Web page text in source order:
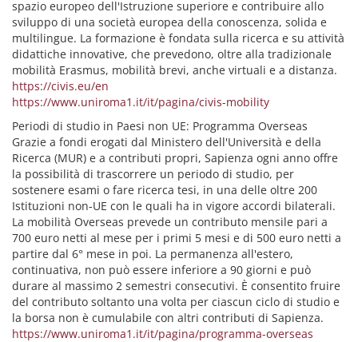
spazio europeo dell'Istruzione superiore e contribuire allo
sviluppo di una società europea della conoscenza, solida e
multilingue. La formazione è fondata sulla ricerca e su attività
didattiche innovative, che prevedono, oltre alla tradizionale
mobilità Erasmus, mobilità brevi, anche virtuali e a distanza.
https://civis.eu/en
https://www.uniroma1.it/it/pagina/civis-mobility
Periodi di studio in Paesi non UE: Programma Overseas
Grazie a fondi erogati dal Ministero dell'Università e della
Ricerca (MUR) e a contributi propri, Sapienza ogni anno offre
la possibilità di trascorrere un periodo di studio, per
sostenere esami o fare ricerca tesi, in una delle oltre 200
Istituzioni non-UE con le quali ha in vigore accordi bilaterali.
La mobilità Overseas prevede un contributo mensile pari a
700 euro netti al mese per i primi 5 mesi e di 500 euro netti a
partire dal 6° mese in poi. La permanenza all'estero,
continuativa, non può essere inferiore a 90 giorni e può
durare al massimo 2 semestri consecutivi. È consentito fruire
del contributo soltanto una volta per ciascun ciclo di studio e
la borsa non è cumulabile con altri contributi di Sapienza.
https://www.uniroma1.it/it/pagina/programma-overseas